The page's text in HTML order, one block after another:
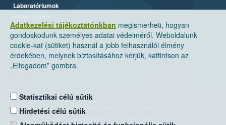
Adatkezelési tájékoztatónkban megismerheti, hogyan
gondoskodunk személyes adatai védelméről. Weboldalunk
cookie-kat (sütiket) használ a jobb felhasználói élmény
érdekében, melynek biztosításához kérjük, kattintson az
„Elfogadom” gombra.
Statisztikai célú sütik
Hirdetési célú sütik
Laboratóriumok
Nemzeti Élelmiszerlánc-biztonsági Hivatal